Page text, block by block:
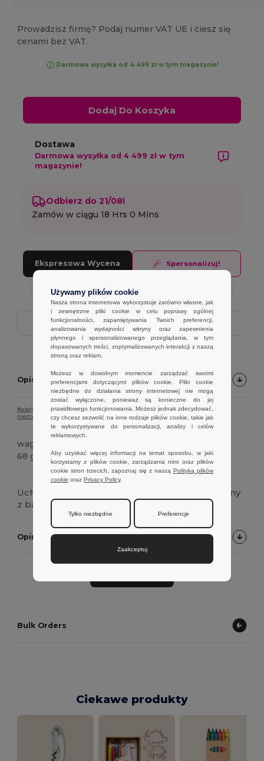
Prowadzisz firmę? Podaj numer VAT UE i ciesz się
cenami bez VAT.
Darmowa wysyłka od 4 499 zł w tym magazynie!
Dodaj Do Koszyka
Dostawa
Darmowa wysyłka od 4 499 zł w tym
magazynie!
Odbierz do 21/08!
Zamów w ciągu18 Hrs 0 Mins
Ekspresowa Wycena Spersonalizuj!
Szybka Wysyłka
Opis produktu
Należy pamiętać, że ze względu na ustawienia ekranu kolor produktu może
nieznacznie różnić się od rzeczywistego.
waga
68 g.
Duże zapasy
Uchwyt na telefon komórkowy i tablet wykonany
z bambusa.
Opinie klientów o produkcie
Bulk Orders
Ciekawe produkty
Używamy plików cookie
Nasza strona internetowa wykorzystuje zarówno własne, jak
i zewnętrzne pliki cookie w celu poprawy ogólnej
funkcjonalności, zapamiętywania Twoich preferencji,
analizowania wydajności witryny oraz zapewnienia
płynnego i spersonalizowanego przeglądania, w tym
dopasowanych treści, zoptymalizowanych interakcji z naszą
stroną oraz reklam.
Możesz w dowolnym momencie zarządzać swoimi
preferencjami dotyczącymi plików cookie. Pliki cookie
niezbędne do działania strony internetowej nie mogą
zostać wyłączone, ponieważ są konieczne do jej
prawidłowego funkcjonowania. Możesz jednak zdecydować,
czy chcesz zezwolić na inne rodzaje plików cookie, takie jak
te wykorzystywane do personalizacji, analizy i celów
reklamowych.
Aby uzyskać więcej informacji na temat sposobu, w jaki
korzystamy z plików cookie, zarządzania nimi oraz plików
cookie stron trzecich, zapoznaj się z naszą Polityką plików
cookie oraz Privacy Policy.
Tylko niezbędne Preferencje
Zaakceptuj